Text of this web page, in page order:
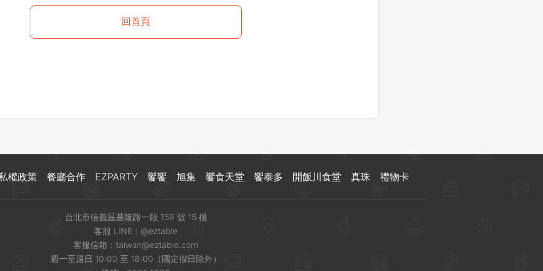
回首頁
登出
權政策 餐廳合作 EZPARTY 饗饗 旭集 饗食天堂 饗泰多 開飯川食堂 真珠 禮物卡
台北市信義區基隆路一段 159 號 15 樓
客服 LINE： @eztable
客服信箱： taiwan@eztable.com
週一至週日 10:00 至 18:00（國定假日除外）